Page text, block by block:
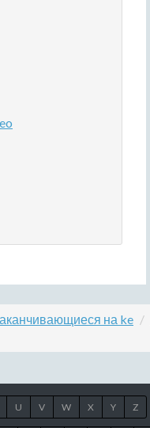
на ke
U V W X Y Z